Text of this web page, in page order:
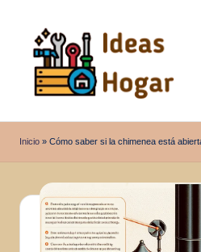
contenido
d
e
a
Inicio » Cómo saber si la chimenea está